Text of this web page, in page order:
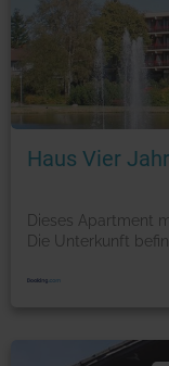
Haus Vier
Dieses Apartment
Die Unterkunft